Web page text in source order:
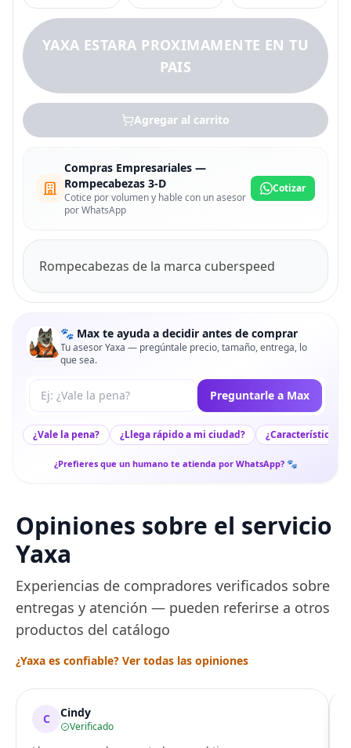
YAXA ESTARA PROXIMAMENTE EN TU
PAIS
Agregar al carrito
Compras Empresariales —
Rompecabezas 3-D
Cotice por volumen y hable con un asesor
por WhatsApp
Cotizar
Rompecabezas de la marca cuberspeed
🐾 Max te ayuda a decidir antes de comprar
Tu asesor Yaxa — pregúntale precio, tamaño, entrega, lo
que sea.
Tu pregunta a Max Preguntarle a Max
¿Vale la pena? ¿Llega rápido a mi ciudad? ¿Características
¿Prefieres que un humano te atienda por WhatsApp? 🐾
Opiniones sobre el servicio
Yaxa
Experiencias de compradores verificados sobre
entregas y atención — pueden referirse a otros
productos del catálogo
¿Yaxa es confiable? Ver todas las opiniones
C Cindy
Verificado